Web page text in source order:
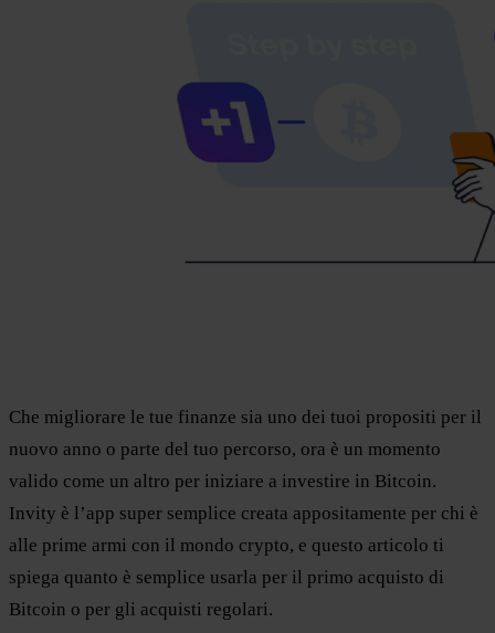
Che migliorare le tue finanze sia uno dei tuoi propositi per il
nuovo anno o parte del tuo percorso, ora è un momento
valido come un altro per iniziare a investire in Bitcoin.
Invity è l’app super semplice creata appositamente per chi è
alle prime armi con il mondo crypto, e questo articolo ti
spiega quanto è semplice usarla per il primo acquisto di
Bitcoin o per gli acquisti regolari.